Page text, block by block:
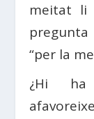
meitat li
pregunta
“per la
¿Hi ha